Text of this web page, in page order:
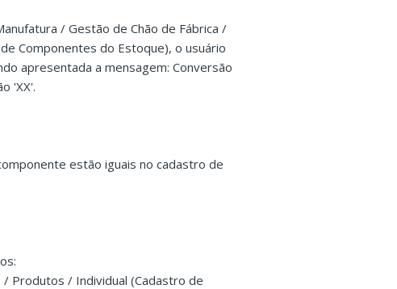
/ Gestão de Chão de Fábrica /
Componentes do Estoque), o usuário
apresentada a mensagem: Conversão
'XX'.
estão iguais no cadastro de
Produtos / Individual (Cadastro de